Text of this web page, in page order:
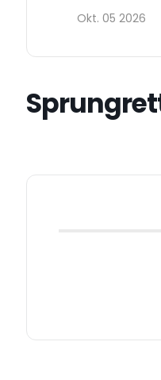
Okt. 05 2026